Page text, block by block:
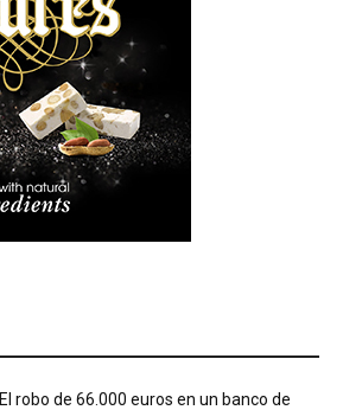
El robo de 66.000 euros en un banco de